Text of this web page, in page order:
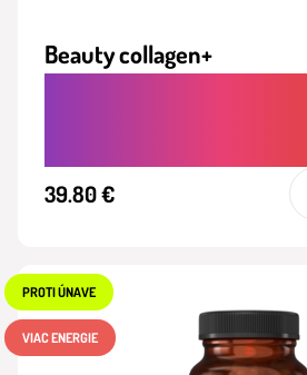
Beauty collagen+
39.80 €
PROTI ÚNAVE
VIAC ENERGIE